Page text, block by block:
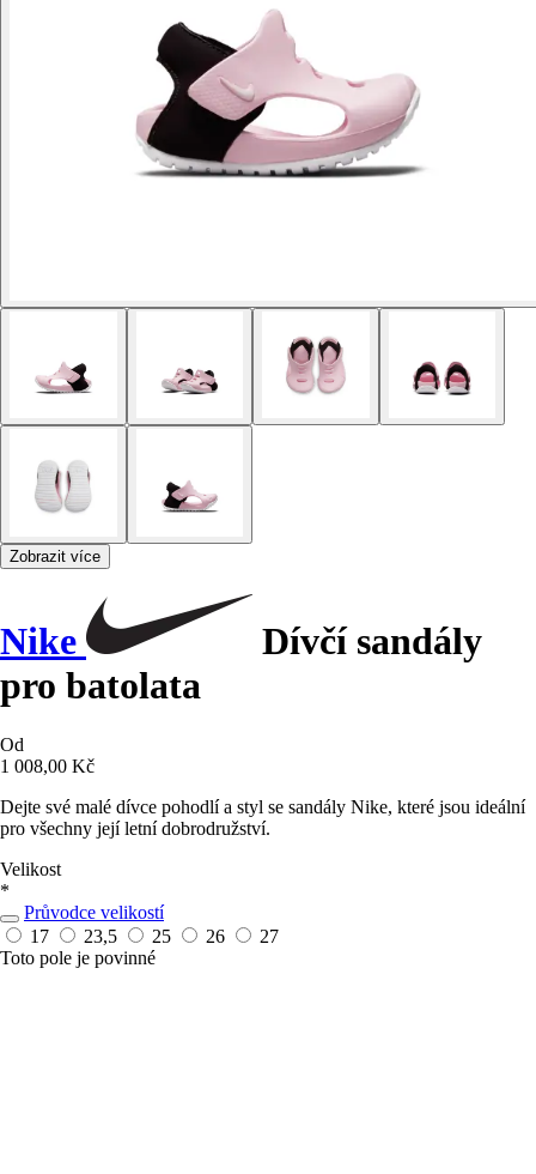
Zobrazit více
Nike
Dívčí sandály
pro batolata
Od
1 008,00 Kč
Dejte své malé dívce pohodlí a styl se sandály Nike, které jsou ideální
pro všechny její letní dobrodružství.
Velikost
*
Průvodce velikostí
17
23,5 25 26
27
Toto pole je povinné